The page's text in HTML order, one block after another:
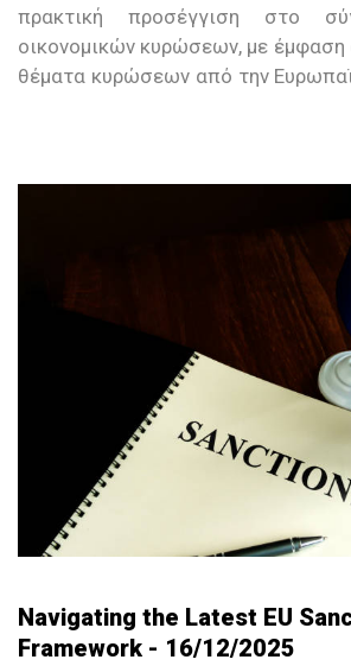
πρακτική προσέγγιση στο
οικονομικών κυρώσεων, με έμφαση
θέματα κυρώσεων από την
κανονιστικό περιβάλλον των
σκηνικό, ιδίως σε περιοχές
Ρωσία, το Ιράν και η Μέση Ανατολή.
Navigating the Latest EU
Framework - 16/12/2025